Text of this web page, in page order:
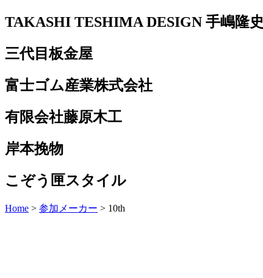
TAKASHI TESHIMA DESIGN 手嶋隆史
三代目板金屋
富士ゴム産業株式会社
有限会社藤原木工
岸本挽物
こぞう匣スタイル
Home > 参加メーカー > 10th